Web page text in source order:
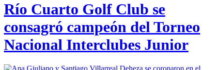
Río Cuarto Golf Club se
consagró campeón del Torneo
Nacional Interclubes Junior